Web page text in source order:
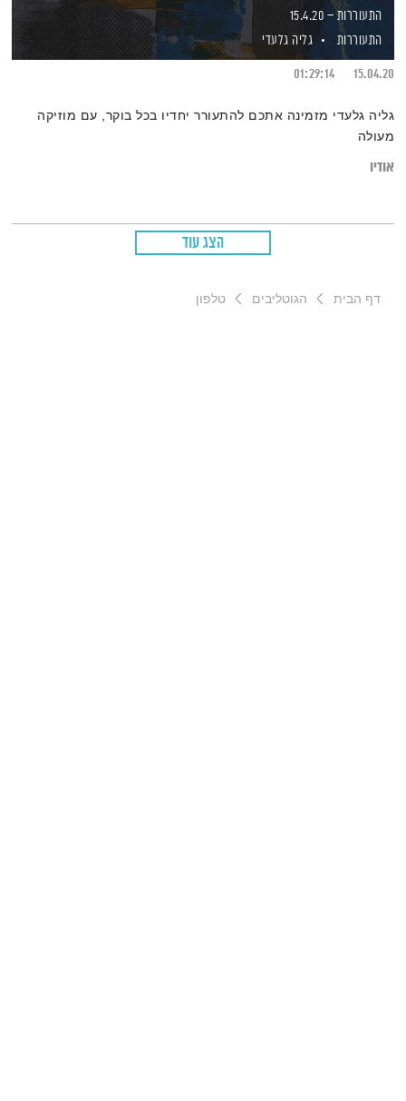
התעוררות – 15.4.20
התעוררות
גליה גלעדי
15.04.20
01:29:14
גליה גלעדי מזמינה אתכם להתעורר יחדיו בכל בוקר, עם מוזיקה
מעולה
אודיו
הצג עוד
דף הבית הגוטליבים טלפון